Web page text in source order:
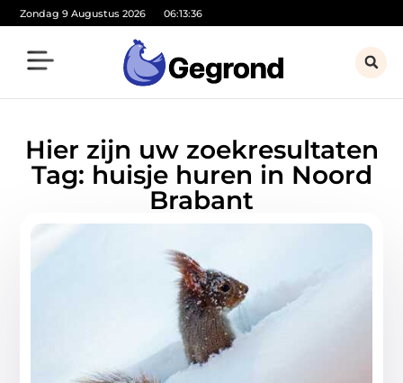
Zondag 9 Augustus 2026 06:13:36
Hier zijn uw zoekresultaten
Tag: huisje huren in Noord
Brabant